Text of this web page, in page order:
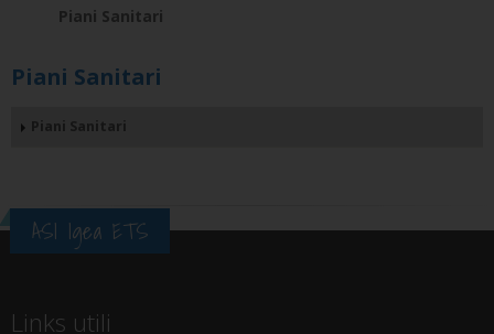
Piani Sanitari
Piani Sanitari
Piani Sanitari
ASI Igea ETS
Links utili